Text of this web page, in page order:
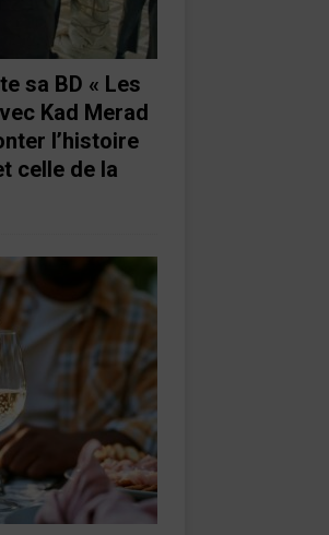
sa BD « Les
Kad Merad
l’histoire
celle de la